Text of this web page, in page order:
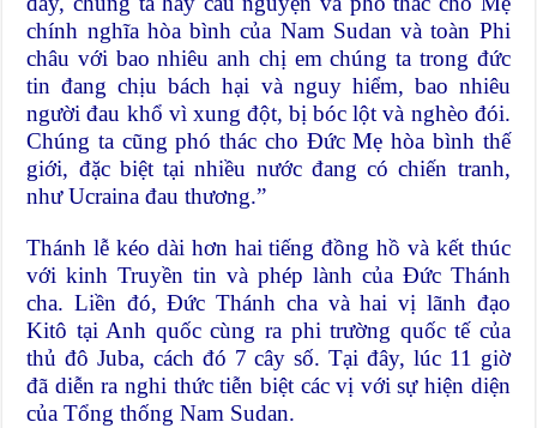
chính nghĩa hòa bình của Nam Sudan và toàn Phi
châu với bao nhiêu anh chị em chúng ta trong đức
tin đang chịu bách hại và nguy hiểm, bao nhiêu
người đau khổ vì xung đột, bị bóc lột và nghèo đói.
Chúng ta cũng phó thác cho Đức Mẹ hòa bình thế
giới, đặc biệt tại nhiều nước đang có chiến tranh,
như Ucraina đau thương.”
Thánh lễ kéo dài hơn hai tiếng đồng hồ và kết thúc
với kinh Truyền tin và phép lành của Đức Thánh
cha. Liền đó, Đức Thánh cha và hai vị lãnh đạo
Kitô tại Anh quốc cùng ra phi trường quốc tế của
thủ đô Juba, cách đó 7 cây số. Tại đây, lúc 11 giờ
đã diễn ra nghi thức tiễn biệt các vị với sự hiện diện
của Tổng thống Nam Sudan.